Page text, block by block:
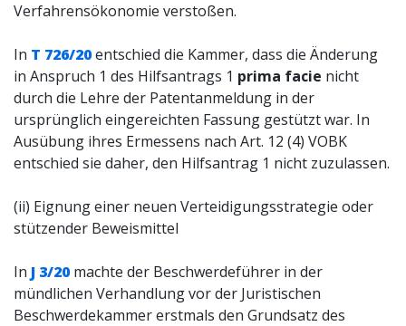
Verfahrensökonomie verstoßen.
In T 726/20entschied die Kammer, dass die Änderung
in Anspruch 1 des Hilfsantrags 1 prima facie nicht
durch die Lehre der Patentanmeldung in der
ursprünglich eingereichten Fassung gestützt war. In
Ausübung ihres Ermessens nach Art. 12 (4) VOBK
entschied sie daher, den Hilfsantrag 1 nicht zuzulassen.
(ii) Eignung einer neuen Verteidigungsstrategie oder
stützender Beweismittel
In J 3/20machte der Beschwerdeführer in der
mündlichen Verhandlung vor der Juristischen
Beschwerdekammer erstmals den Grundsatz des